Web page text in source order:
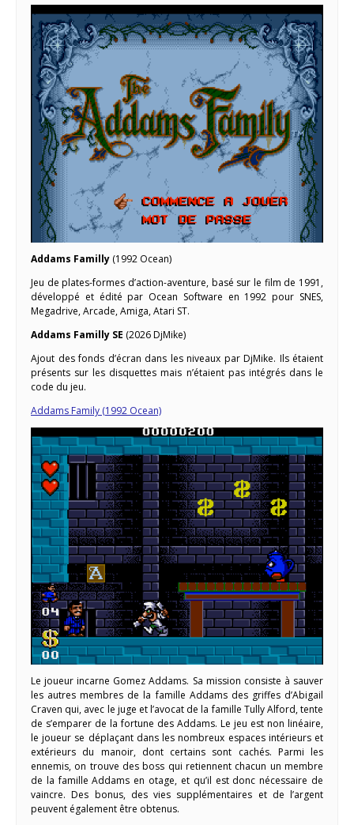
Addams Familly (1992 Ocean)
Jeu de plates-formes d’action-aventure, basé sur le film de 1991,
développé et édité par Ocean Software en 1992 pour SNES,
Megadrive, Arcade, Amiga, Atari ST.
Addams Familly SE (2026 DjMike)
Ajout des fonds d’écran dans les niveaux par DjMike. Ils étaient
présents sur les disquettes mais n’étaient pas intégrés dans le
code du jeu.
Addams Family (1992 Ocean)
Le joueur incarne Gomez Addams. Sa mission consiste à sauver
les autres membres de la famille Addams des griffes d’Abigail
Craven qui, avec le juge et l’avocat de la famille Tully Alford, tente
de s’emparer de la fortune des Addams. Le jeu est non linéaire,
le joueur se déplaçant dans les nombreux espaces intérieurs et
extérieurs du manoir, dont certains sont cachés. Parmi les
ennemis, on trouve des boss qui retiennent chacun un membre
de la famille Addams en otage, et qu’il est donc nécessaire de
vaincre. Des bonus, des vies supplémentaires et de l’argent
peuvent également être obtenus.